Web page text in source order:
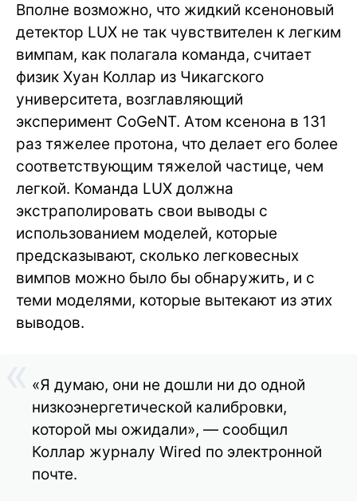
Вполне возможно, что жидкий ксеноновый
детектор LUX не так чувствителен к легким
вимпам, как полагала команда, считает
физик Хуан Коллар из Чикагского
университета, возглавляющий
эксперимент CoGeNT. Атом ксенона в 131
раз тяжелее протона, что делает его более
соответствующим тяжелой частице, чем
легкой. Команда LUX должна
экстраполировать свои выводы с
использованием моделей, которые
предсказывают, сколько легковесных
вимпов можно было бы обнаружить, и с
теми моделями, которые вытекают из этих
выводов.
«Я думаю, они не дошли ни до одной
низкоэнергетической калибровки,
которой мы ожидали», — сообщил
Коллар журналу Wired по электронной
почте.